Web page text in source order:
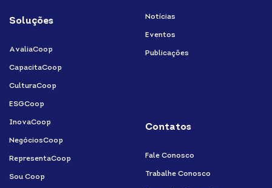
Soluções
AvaliaCoop
CapacitaCoop
CulturaCoop
ESGCoop
InovaCoop
NegóciosCoop
RepresentaCoop
Sou Coop
Notícias
Eventos
Publicações
Contatos
Fale Conosco
Trabalhe Conosco